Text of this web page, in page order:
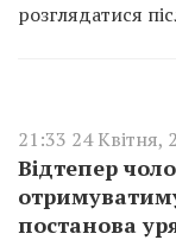
розглядатися
21:33 24 Квітня,
Відтепер
постанова